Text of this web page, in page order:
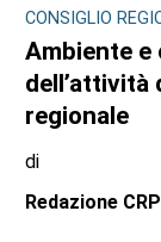
CONSIGLIO
Ambiente
dell’attività
regionale
di
Redazione CRP